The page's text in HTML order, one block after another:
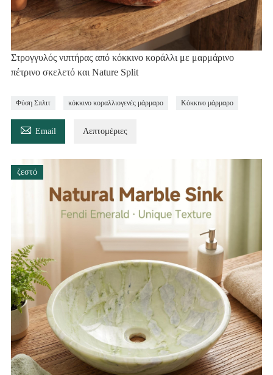
Στρογγυλός νιπτήρας από κόκκινο κοράλλι με μαρμάρινο
πέτρινο σκελετό και Nature Split
Φύση Σπλιτ κόκκινο κοραλλιογενές μάρμαρο Κόκκινο μάρμαρο
 Email Λεπτομέριες
ζεστό